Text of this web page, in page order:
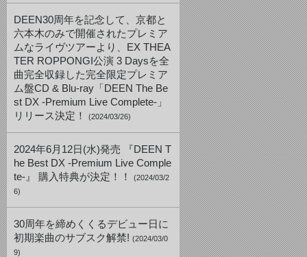
DEEN30周年を記念して、京都と
六本木のみで開催されたプレミア
ムなライヴツアーより、EX THEA
TER ROPPONGI公演 3 Daysを全
曲完全収録した完全限定プレミア
ム盤CD & Blu-ray「DEEN The Be
st DX -Premium Live Complete-」
リリース決定！
(2024/03/26)
2024年6月12日(水)発売 『DEEN T
he Best DX -Premium Live Comple
te-』 購入特典が決定！！
(2024/03/2
6)
30周年を締めくくるデビュー日に
初期楽曲のサブスク解禁! (2024/03/0
9)